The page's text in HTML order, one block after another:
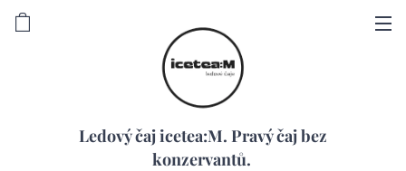
Ledový čaj icetea:M. Pravý čaj bez
konzervantů.